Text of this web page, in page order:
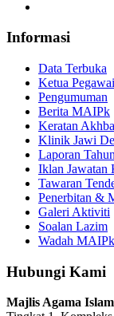
Informasi
Data Terbuka
Ketua
Pengumuman
Berita MAIPk
Keratan
Klinik Jawi
Laporan
Iklan Jawatan
Tawaran
Penerbitan &
Galeri Aktiviti
Soalan Lazim
Wadah MAIPk
Hubungi Kami
Majlis Agama